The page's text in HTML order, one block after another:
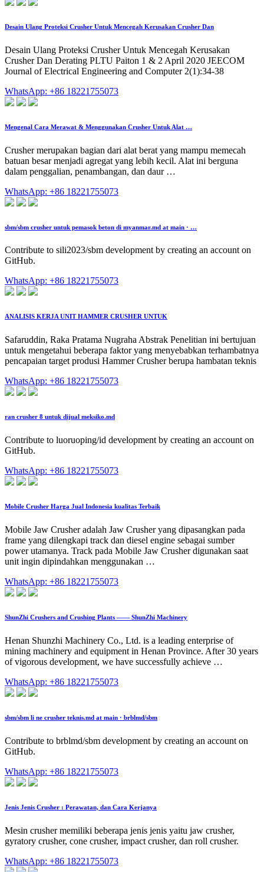
Desain Ulang Proteksi Crusher Untuk Mencegah Kerusakan Crusher Dan
Desain Ulang Proteksi Crusher Untuk Mencegah Kerusakan
Crusher Dan Derating PLTU Paiton 1 & 2 April 2020 JEECOM
Journal of Electrical Engineering and Computer 2(1):34-38
WhatsApp: +86 18221755073
Mengenal Cara Merawat & Menggunakan Crusher Untuk Alat …
Crusher merupakan bagian dari alat berat yang mampu memecah
batuan besar menjadi agregat yang lebih kecil. Alat ini berguna
dalam penggalian, penambangan, dan daur …
WhatsApp: +86 18221755073
sbm/sbm crusher untuk pemasok beton di myanmar.md at main · …
Contribute to sili2023/sbm development by creating an account on
GitHub.
WhatsApp: +86 18221755073
ANALISIS KERJA UNIT HAMMER CRUSHER UNTUK
Safaruddin, Raka Pratama Nugraha Abstrak Penelitian ini bertujuan
untuk mengetahui beberapa faktor yang menyebabkan terhambatnya
pencapaian target produsi Hammer Crusher berupa hambatan teknis
WhatsApp: +86 18221755073
ran crusher 8 untuk dijual meksiko.md
Contribute to luoruoping/id development by creating an account on
GitHub.
WhatsApp: +86 18221755073
Mobile Crusher Harga Jual Indonesia kualitas Terbaik
Mobile Jaw Crusher adalah Jaw Crusher yang dipasangkan pada
frame yang dilengkapi track dan diesel engine sebagai sumber
power utamanya. Track pada Mobile Jaw Crusher digunakan saat
unit ingin dipindahkan menggunakan …
WhatsApp: +86 18221755073
ShunZhi Crushers and Crushing Plants —— ShunZhi Machinery
Henan Shunzhi Machinery Co., Ltd. is a leading enterprise of
mining machinery and equipment in Henan Province. After 30 years
of vigorous development, we have successfully achieve …
WhatsApp: +86 18221755073
sbm/sbm li ne crusher teknis.md at main · brblmd/sbm
Contribute to brblmd/sbm development by creating an account on
GitHub.
WhatsApp: +86 18221755073
Jenis Jenis Crusher : Perawatan, dan Cara Kerjanya
Mesin crusher memiliki beberapa jenis jenis yaitu jaw crusher,
gyratory crusher, cone crusher, impact crusher, dan roll crusher.
WhatsApp: +86 18221755073